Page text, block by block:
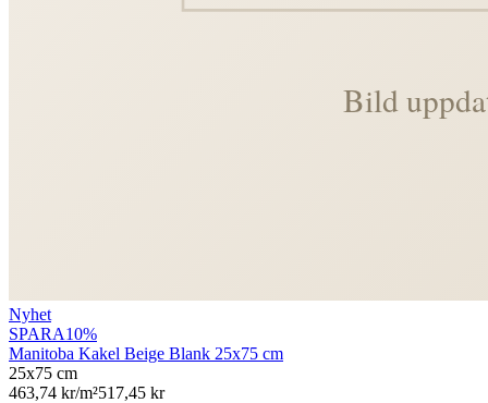
Nyhet
SPARA10%
Manitoba Kakel Beige Blank 25x75 cm
25x75 cm
463,74 kr/m²517,45 kr